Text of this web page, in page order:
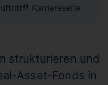
Karriereseite
strukturieren und
Asset-Fonds in